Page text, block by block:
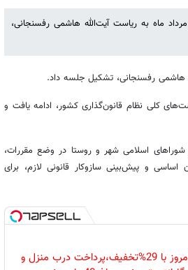
باشگاه خبرنگاران نوشت:مجمع تشخیص مصلحت نظام امروز 30 مرداد ماه به ریاست آیت‌الله هاشمی رفسنجانی،
کلی نظام قانون‌گذاری کشور، ادامه یافت و
اسلامی شهر و روستا در وضع مقررات،
براساس اصول 7، 100، 101 و103 قانون اساسی و پیش‌بینی سازوکار قانونی لازم، برای
فقط امروز با 29%تخفیف،پرداخت درب منزل و